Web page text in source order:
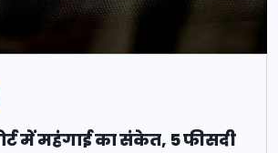
में महंगाई का संकेत, 5 फीसदी